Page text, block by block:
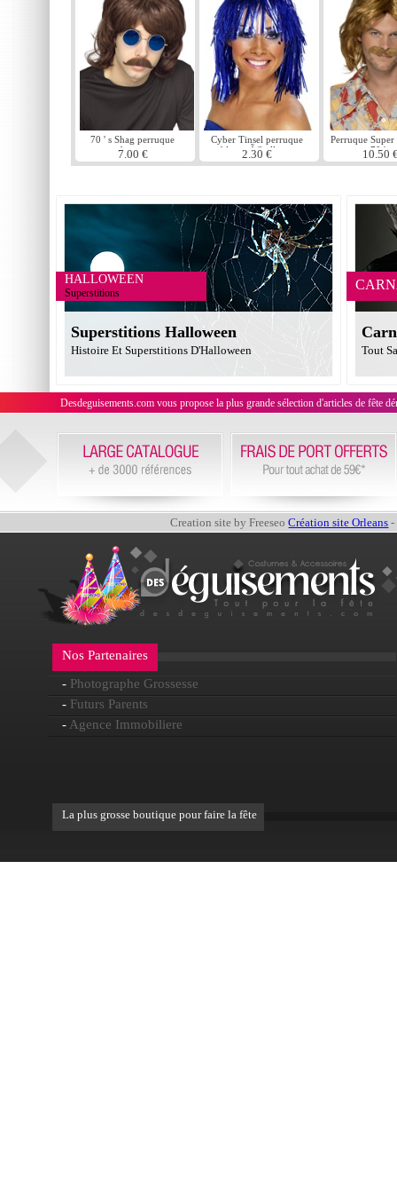
70 ' s Shag perruque
brune
7.00 €
Cyber Tinsel perruque
bleu mÃ©tallique
2.30 €
Perruque
70 ' s
10.50
HALLOWEEN
Superstitions
Superstitions Halloween
Histoire Et Superstitions D'Halloween Tout
Desdeguisements.com vous propose la plus grande sélection d'articles de fête
Creation site by FreeseoCréation site Orleans -
Nos Partenaires
- Photographe Grossesse
- Futurs Parents
- Agence Immobiliere
La plus grosse boutique pour faire la fête